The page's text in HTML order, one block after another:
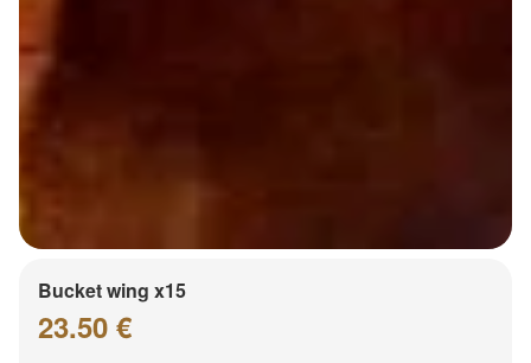
Bucket wing x15
23.50 €